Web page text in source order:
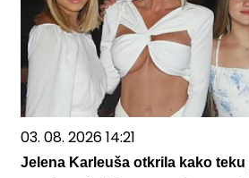
03. 08. 2026 14:21
Jelena Karleuša otkrila kako teku